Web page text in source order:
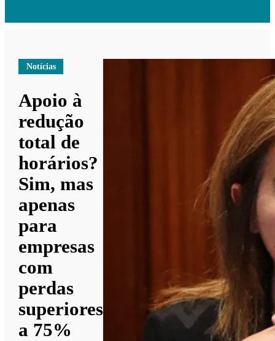
Notícias
Apoio à
redução
total de
horários?
Sim, mas
apenas
para
empresas
com
perdas
superiores
a 75%